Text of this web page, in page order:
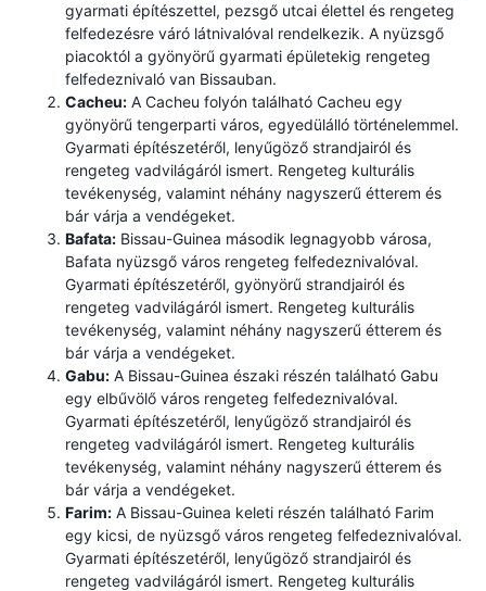
gyarmati építészettel, pezsgő utcai élettel és rengeteg
felfedezésre váró látnivalóval rendelkezik. A nyüzsgő
piacoktól a gyönyörű gyarmati épületekig rengeteg
felfedeznivaló van Bissauban.
Cacheu: A Cacheu folyón található Cacheu egy
gyönyörű tengerparti város, egyedülálló történelemmel.
Gyarmati építészetéről, lenyűgöző strandjairól és
rengeteg vadvilágáról ismert. Rengeteg kulturális
tevékenység, valamint néhány nagyszerű étterem és
bár várja a vendégeket.
Bafata: Bissau-Guinea második legnagyobb városa,
Bafata nyüzsgő város rengeteg felfedeznivalóval.
Gyarmati építészetéről, gyönyörű strandjairól és
rengeteg vadvilágáról ismert. Rengeteg kulturális
tevékenység, valamint néhány nagyszerű étterem és
bár várja a vendégeket.
Gabu: A Bissau-Guinea északi részén található Gabu
egy elbűvölő város rengeteg felfedeznivalóval.
Gyarmati építészetéről, lenyűgöző strandjairól és
rengeteg vadvilágáról ismert. Rengeteg kulturális
tevékenység, valamint néhány nagyszerű étterem és
bár várja a vendégeket.
Farim: A Bissau-Guinea keleti részén található Farim
egy kicsi, de nyüzsgő város rengeteg felfedeznivalóval.
Gyarmati építészetéről, lenyűgöző strandjairól és
rengeteg vadvilágáról ismert. Rengeteg kulturális